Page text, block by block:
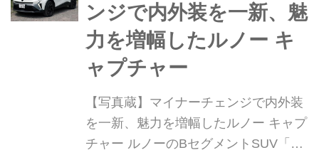
ンジで内外装を一新、魅
力を増幅したルノー キ
ャプチャー
【写真蔵】マイナーチェンジで内外装
を一新、魅力を増幅したルノー キャプ
チャー ルノーのBセグメントSUV「キ